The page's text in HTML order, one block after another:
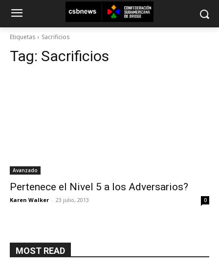
Etiquetas Sacrificios
Tag: Sacrificios
Avanzado
Pertenece el Nivel 5 a los Adversarios?
Karen Walker - 23 julio, 2013 0
MOST READ